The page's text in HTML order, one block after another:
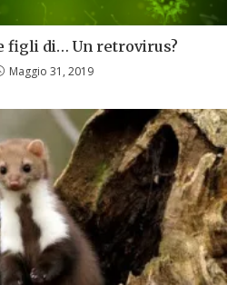
figli di… Un retrovirus?
Maggio 31, 2019